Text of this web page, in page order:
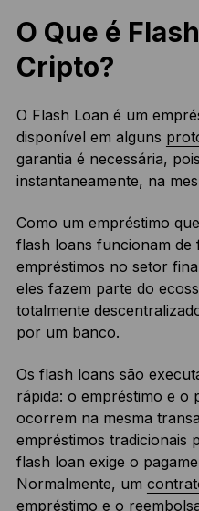
O Que é
Cripto?
O Flash Loan é um
disponível em alguns
garantia é necessária,
instantaneamente, na
Como um empréstimo
flash loans funcionam de
empréstimos no setor
eles fazem parte do
totalmente
por um banco.
Os flash loans são
rápida: o empréstimo e o
ocorrem na mesma
empréstimos tradicionais
flash loan exige o
Normalmente, um
empréstimo e o